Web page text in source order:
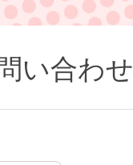
い合わせ